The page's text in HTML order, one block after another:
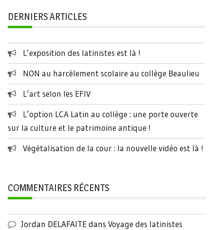
DERNIERS ARTICLES
L’exposition des latinistes est là !
NON au harcèlement scolaire au collège Beaulieu
L’art selon les EFIV
L’option LCA Latin au collège : une porte ouverte
sur la culture et le patrimoine antique !
Végétalisation de la cour : la nouvelle vidéo est là !
COMMENTAIRES RÉCENTS
Jordan DELAFAITEdans Voyage des latinistes